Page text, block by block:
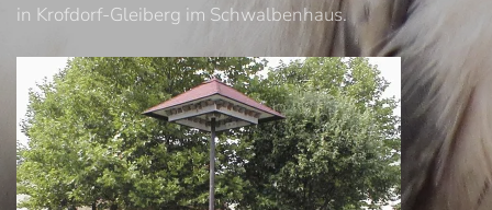
in Krofdorf-Gleiberg im Schwalbenhaus.